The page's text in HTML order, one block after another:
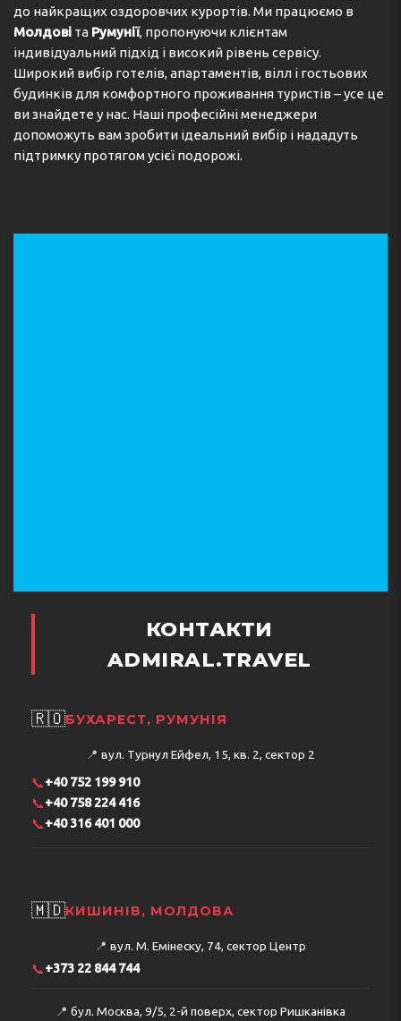
до найкращих оздоровчих курортів. Ми працюємо в
Молдові та Румунії, пропонуючи клієнтам
індивідуальний підхід і високий рівень сервісу.
Широкий вибір готелів, апартаментів, вілл і гостьових
будинків для комфортного проживання туристів – усе це
ви знайдете у нас. Наші професійні менеджери
допоможуть вам зробити ідеальний вибір і нададуть
підтримку протягом усієї подорожі.
КОНТАКТИ
ADMIRAL.TRAVEL
🇷🇴БУХАРЕСТ, РУМУНІЯ
📍 вул. Турнул Ейфел, 15, кв. 2, сектор 2
📞+40 752 199 910
📞+40 758 224 416
📞+40 316 401 000
🇲🇩КИШИНІВ, МОЛДОВА
📍 вул. М. Емінеску, 74, сектор Центр
📞+373 22 844 744
📍 бул. Москва, 9/5, 2-й поверх, сектор Ришканівка